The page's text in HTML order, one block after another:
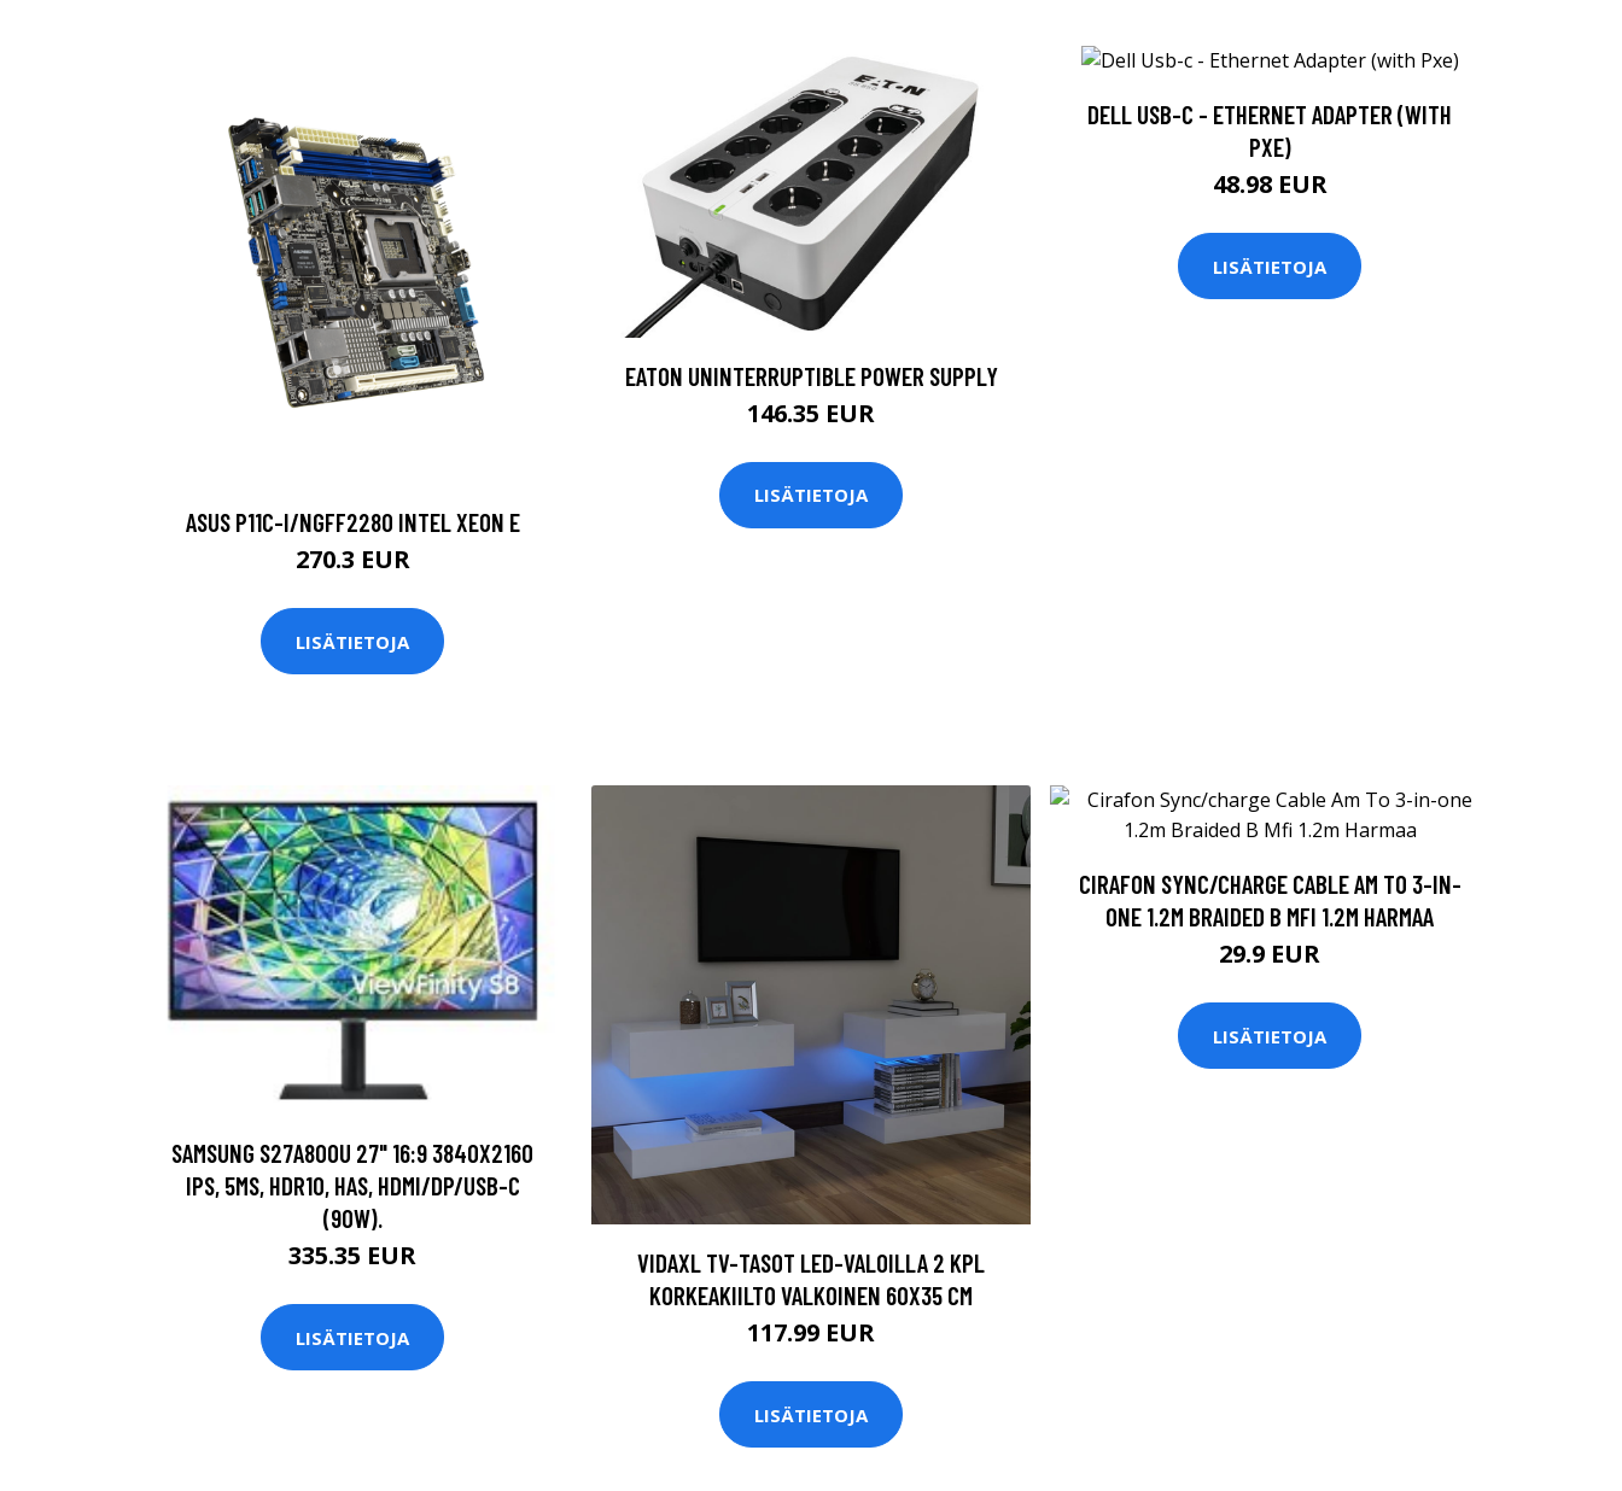
ASUS P11C-I/NGFF2280 INTEL XEON E
270.3 EUR
LISÄTIETOJA
EATON UNINTERRUPTIBLE POWER SUPPLY
146.35 EUR
LISÄTIETOJA
DELL USB-C - ETHERNET ADAPTER (WITH
PXE)
48.98 EUR
LISÄTIETOJA
SAMSUNG S27A800U 27" 16:9 3840X2160
IPS, 5MS, HDR10, HAS, HDMI/DP/USB-C
(90W).
335.35 EUR
LISÄTIETOJA
VIDAXL TV-TASOT LED-VALOILLA 2 KPL
KORKEAKIILTO VALKOINEN 60X35 CM
117.99 EUR
LISÄTIETOJA
CIRAFON SYNC/CHARGE CABLE AM TO 3-IN-
ONE 1.2M BRAIDED B MFI 1.2M HARMAA
29.9 EUR
LISÄTIETOJA